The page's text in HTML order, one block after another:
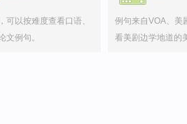
可以按难度查看口语、
文例句。
例句来自VOA、美
看美剧边学地道的